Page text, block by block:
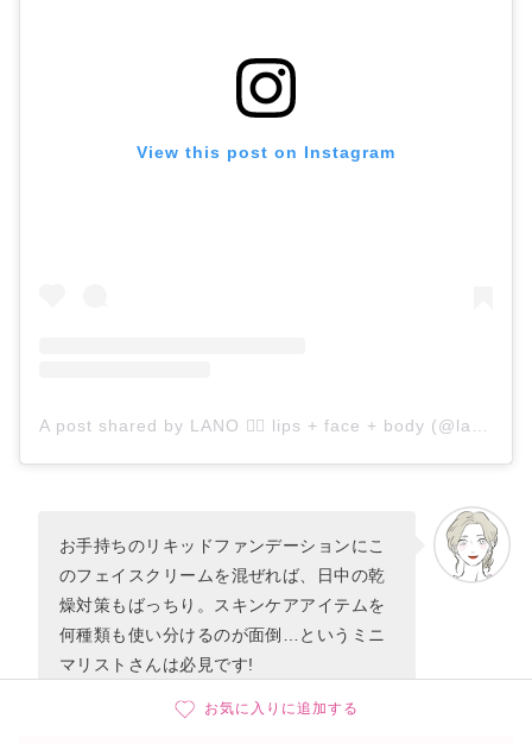
View this post on Instagram
お手持ちのリキッドファンデーションにこ
のフェイスクリームを混ぜれば、日中の乾
燥対策もばっちり。スキンケアアイテムを
何種類も使い分けるのが面倒…というミニ
マリストさんは必見です!
お気に入りに追加する